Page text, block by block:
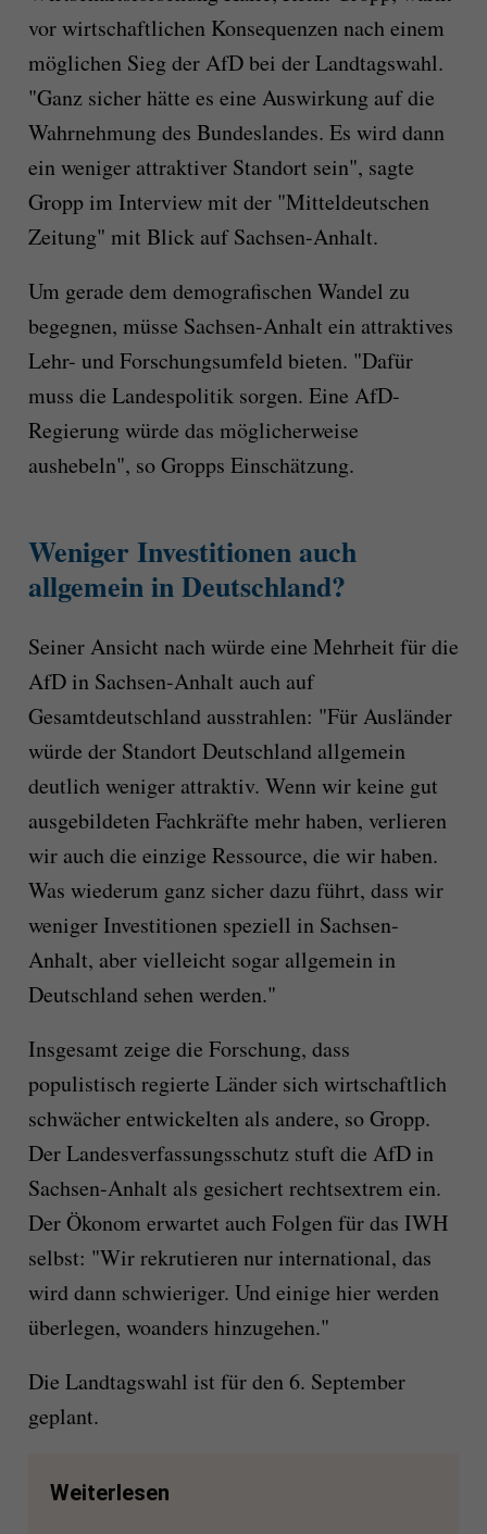
vor wirtschaftlichen Konsequenzen nach einem
möglichen Sieg der AfD bei der Landtagswahl.
"Ganz sicher hätte es eine Auswirkung auf die
Wahrnehmung des Bundeslandes. Es wird dann
ein weniger attraktiver Standort sein", sagte
Gropp im Interview mit der "Mitteldeutschen
Zeitung" mit Blick auf Sachsen-Anhalt.
Um gerade dem demografischen Wandel zu
begegnen, müsse Sachsen-Anhalt ein attraktives
Lehr- und Forschungsumfeld bieten. "Dafür
muss die Landespolitik sorgen. Eine AfD-
Regierung würde das möglicherweise
aushebeln", so Gropps Einschätzung.
Weniger Investitionen auch
allgemein in Deutschland?
Seiner Ansicht nach würde eine Mehrheit für die
AfD in Sachsen-Anhalt auch auf
Gesamtdeutschland ausstrahlen: "Für Ausländer
würde der Standort Deutschland allgemein
deutlich weniger attraktiv. Wenn wir keine gut
ausgebildeten Fachkräfte mehr haben, verlieren
wir auch die einzige Ressource, die wir haben.
Was wiederum ganz sicher dazu führt, dass wir
weniger Investitionen speziell in Sachsen-
Anhalt, aber vielleicht sogar allgemein in
Deutschland sehen werden."
Insgesamt zeige die Forschung, dass
populistisch regierte Länder sich wirtschaftlich
schwächer entwickelten als andere, so Gropp.
Der Landesverfassungsschutz stuft die AfD in
Sachsen-Anhalt als gesichert rechtsextrem ein.
Der Ökonom erwartet auch Folgen für das IWH
selbst: "Wir rekrutieren nur international, das
wird dann schwieriger. Und einige hier werden
überlegen, woanders hinzugehen."
Die Landtagswahl ist für den 6. September
geplant.
Weiterlesen